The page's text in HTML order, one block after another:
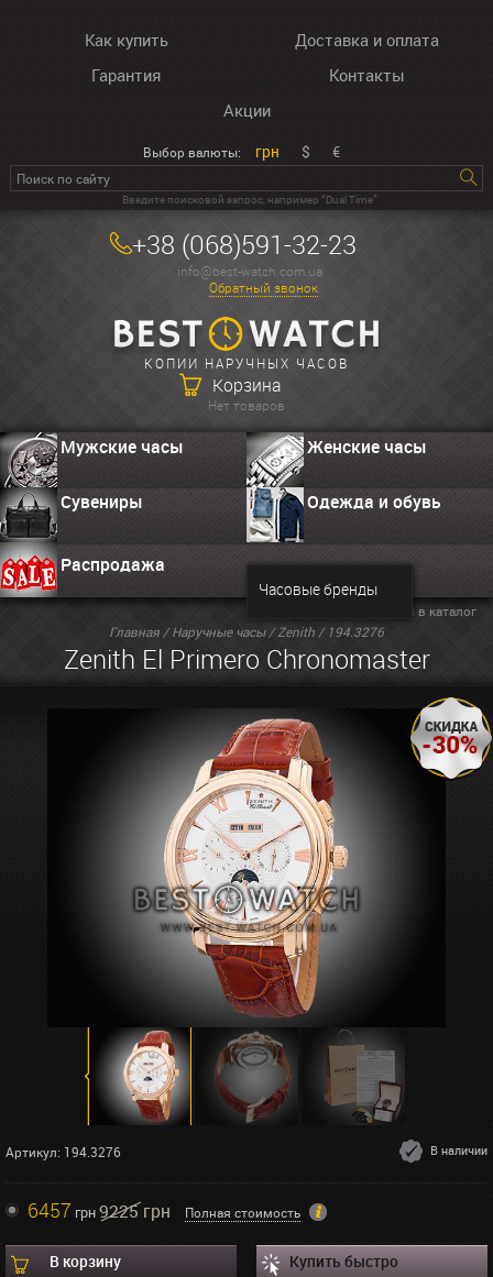
Как купить
Доставка и оплата
Гарантия
Контакты
Акции
Выбор валюты: грн $ €
Введите поисковой запрос, например “Dual Time”
+38 (068)591-32-23
info@best-watch.com.ua
Обратный звонок
КОПИИ НАРУЧНЫХ ЧАСОВ
Корзина
Нет товаров
Мужские часы Женские часы
Сувениры Одежда и обувь
Распродажа
Часовые бренды
Главная /Наручные часы/Zenith / 194.3276
Zenith El Primero Chronomaster
Вернуться в каталог
Артикул: 194.3276 В наличии
6457 грн9225 грн Полная стоимость
В корзину Купить быстро